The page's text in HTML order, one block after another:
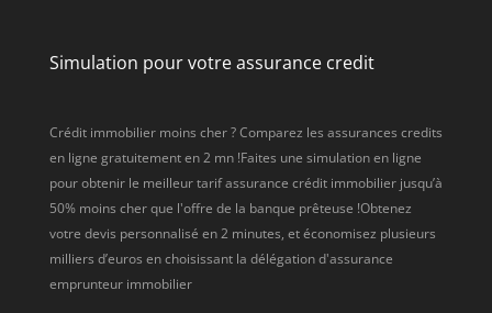
Simulation pour votre assurance credit
Crédit immobilier moins cher ? Comparez les assurances credits
en ligne gratuitement en 2 mn !Faites une simulation en ligne
pour obtenir le meilleur tarif assurance crédit immobilier jusqu’à
50% moins cher que l'offre de la banque prêteuse !Obtenez
votre devis personnalisé en 2 minutes, et économisez plusieurs
milliers d’euros en choisissant la délégation d'assurance
emprunteur immobilier